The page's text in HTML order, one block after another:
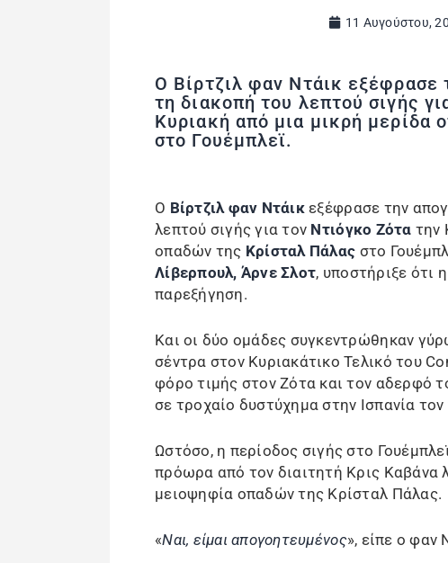
11 Αυγούστου,
Ο Βίρτζιλ φαν Ντάικ εξέφρασε
τη διακοπή του λεπτού σιγής
Κυριακή από μια μικρή μερίδα
στο Γουέμπλεϊ.
Ο Βίρτζιλ φαν Ντάικεξέφρασε την
λεπτού σιγής για τον Ντιόγκο Ζότα την
οπαδών της Κρίσταλ Πάλας στο
Λίβερπουλ, Άρνε Σλοτ, υποστήριξε ότι
παρεξήγηση.
Και οι δύο ομάδες συγκεντρώθηκαν
σέντρα στον Κυριακάτικο Τελικό του
φόρο τιμής στον Ζότα και τον αδερφό
σε τροχαίο δυστύχημα στην Ισπανία
Ωστόσο, η περίοδος σιγής στο
πρόωρα από τον διαιτητή Κρις Καβάνα
μειοψηφία οπαδών της Κρίσταλ Πάλας.
«Ναι, είμαι απογοητευμένος», είπε ο φαν